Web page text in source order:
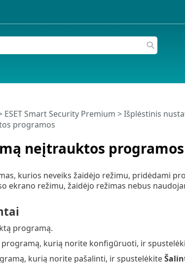
neįtrauktos programos
ESET Smart Security Premium >Išplėstinis
programos
kurios neveiks žaidėjo režimu, pridėdami
ekrano režimu, žaidėjo režimas nebus
programą.
programą, kurią norite konfigūruoti, ir
kurią norite pašalinti, ir spustelėkite